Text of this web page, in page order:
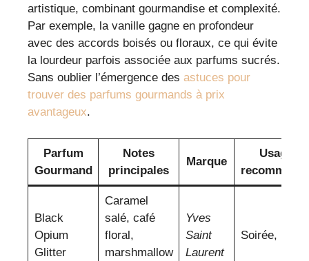
artistique, combinant gourmandise et complexité.
Par exemple, la vanille gagne en profondeur
avec des accords boisés ou floraux, ce qui évite
la lourdeur parfois associée aux parfums sucrés.
Sans oublier l’émergence des astuces pour
trouver des parfums gourmands à prix
avantageux.
Parfum
Gourmand
Notes
principales
Marque
Usage
Black
Opium
Glitter
Caramel
salé, café
floral,
marshmallow
Yves
Saint
Laurent
Soirée, hiver